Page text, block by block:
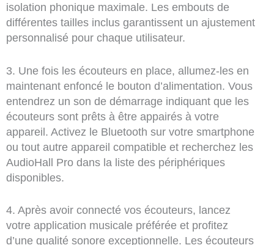
isolation phonique maximale. Les embouts de
différentes tailles inclus garantissent un ajustement
personnalisé pour chaque utilisateur.
3. Une fois les écouteurs en place, allumez-les en
maintenant enfoncé le bouton d’alimentation. Vous
entendrez un son de démarrage indiquant que les
écouteurs sont prêts à être appairés à votre
appareil. Activez le Bluetooth sur votre smartphone
ou tout autre appareil compatible et recherchez les
AudioHall Pro dans la liste des périphériques
disponibles.
4. Après avoir connecté vos écouteurs, lancez
votre application musicale préférée et profitez
d’une qualité sonore exceptionnelle. Les écouteurs